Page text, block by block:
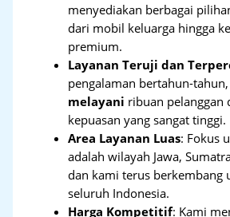
menyediakan berbagai
dari mobil keluarga hingga
premium.
Layanan Teruji dan
pengalaman bertahun-tahun,
melayani ribuan pelanggan
kepuasan yang sangat tinggi.
Area Layanan Luas: Fokus
adalah wilayah Jawa,
dan kami terus berkembang
seluruh Indonesia.
Harga Kompetitif: Kami